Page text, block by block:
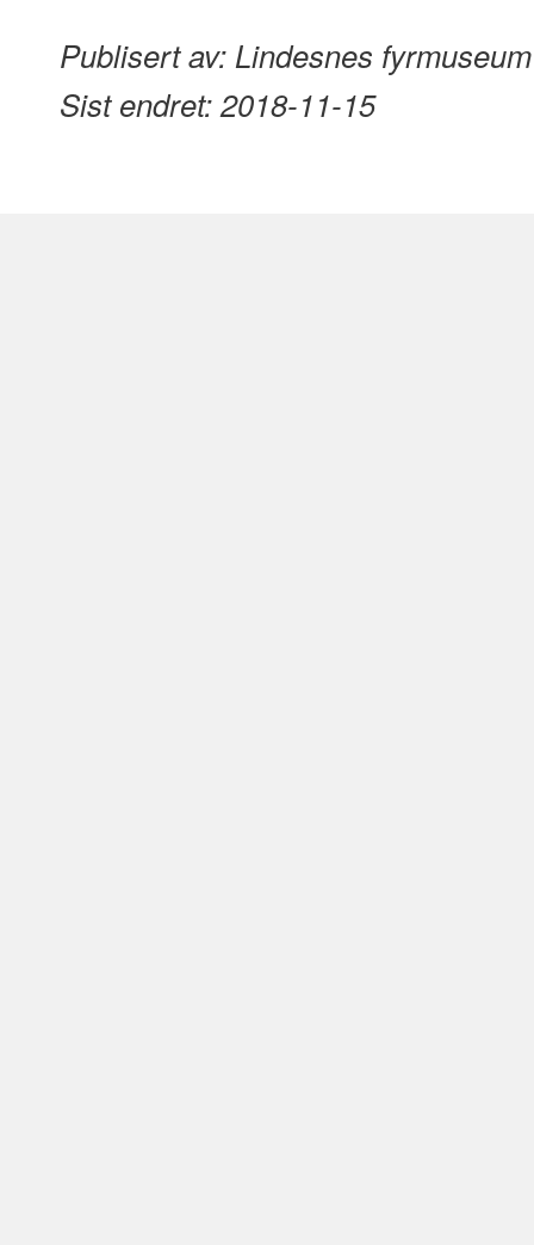
Publisert av: Lindesnes fyrmuseum
Sist endret:2018-11-15